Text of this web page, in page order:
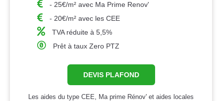
- 25€/m² avec Ma Prime Renov'
- 20€/m² avec les CEE
TVA réduite à 5,5%
Prêt à taux Zero PTZ
DEVIS PLAFOND
Les aides du type CEE, Ma prime Rénov' et aides locales